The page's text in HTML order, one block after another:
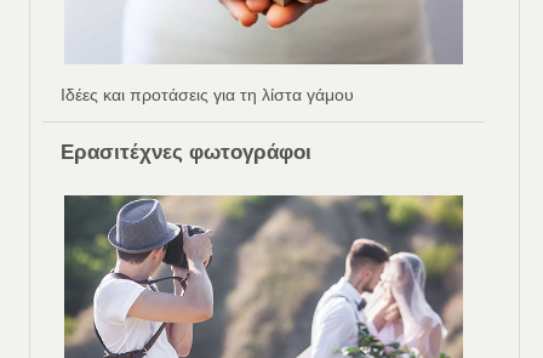
Ιδέες και προτάσεις για τη λίστα γάμου
Ερασιτέχνες φωτογράφοι